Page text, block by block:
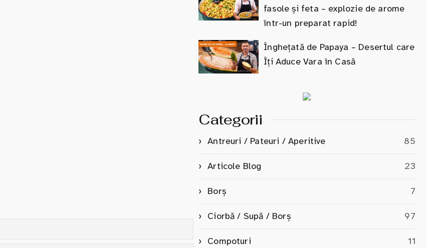
fasole și feta – explozie de arome
într-un preparat rapid!
Înghețată de Papaya – Desertul care
Îți Aduce Vara în Casă
Categorii
Antreuri / Pateuri / Aperitive 85
Articole Blog 23
Borș 7
Ciorbă / Supă / Borș 97
Compoturi 11